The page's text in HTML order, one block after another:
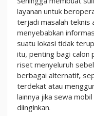
layanan untuk
terjadi masalah teknis
menyebabkan
suatu lokasi tidak
itu, penting bagi calon
riset menyeluruh
berbagai alternatif,
terdekat atau
lainnya jika sewa
diinginkan.